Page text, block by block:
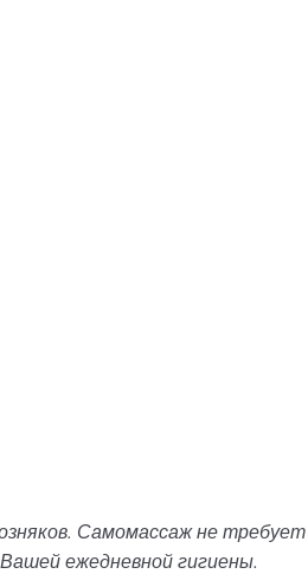
Самомассаж не
ежедневной гигиены.